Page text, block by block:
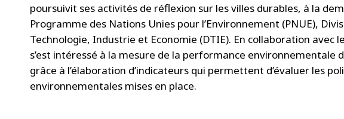
poursuivit ses activités de réflexion sur les villes durables, à la
Programme des Nations Unies pour l’Environnement (PNUE),
Technologie, Industrie et Economie (DTIE). En collaboration avec
s’est intéressé à la mesure de la performance environnementale
grâce à l’élaboration d’indicateurs qui permettent d’évaluer les
environnementales mises en place.